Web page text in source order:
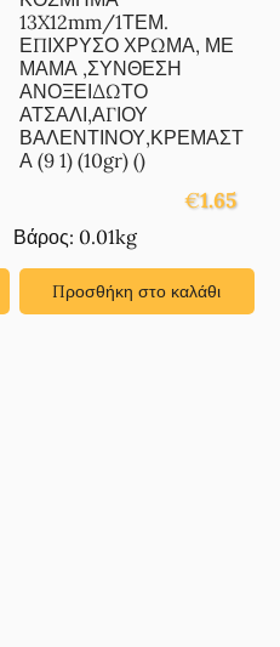
13X12mm/1ΤΕΜ.
ΕΠΙΧΡΥΣΟ ΧΡΩΜΑ, ΜΕ
ΜΑΜΑ ,ΣΥΝΘΕΣΗ
ΑΝΟΞΕΙΔΩΤΟ
ΑΤΣΑΛΙ,ΑΓΙΟΥ
ΒΑΛΕΝΤΙΝΟΥ,ΚΡΕΜΑΣΤ
Α (9 1) (10gr) ()
€1.65
Βάρος: 0.01kg
Προσθήκη στο καλάθι